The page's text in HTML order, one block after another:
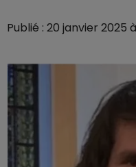
Publié : 20 janvier 2025